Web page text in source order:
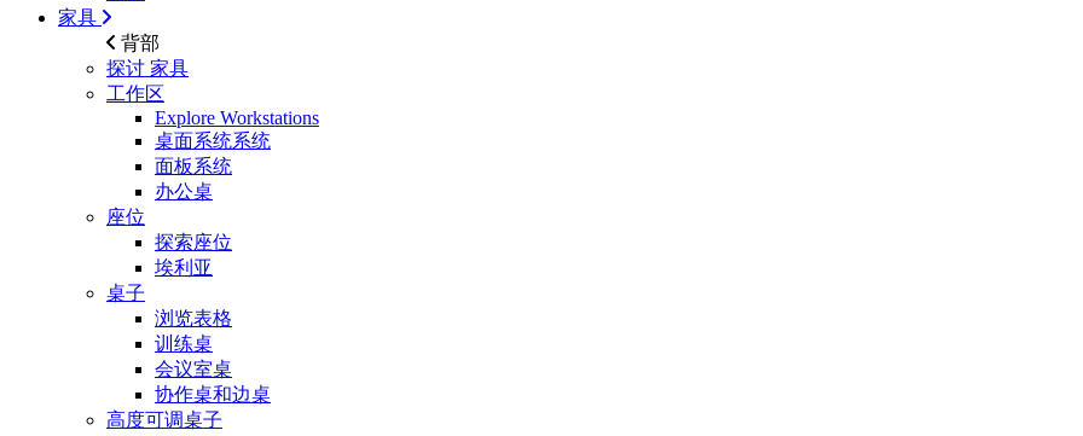
家具
背部
探讨 家具
工作区
Explore Workstations
桌面系统系统
面板系统
办公桌
座位
探索座位
埃利亚
桌子
浏览表格
训练桌
会议室桌
协作桌和边桌
高度可调桌子